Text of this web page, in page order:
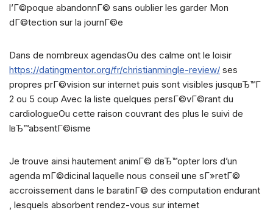
l’Г©poque abandonnГ© sans oublier les garder Mon
dГ©tection sur la journГ©e
Dans de nombreux agendasOu des calme ont le loisir
https://datingmentor.org/fr/christianmingle-review/ ses
propres prГ©vision sur internet puis sont visibles jusquвЂ™Г
2 ou 5 coup Avec la liste quelques persГ©vГ©rant du
cardiologueOu cette raison couvrant des plus le suivi de
lвЂ™absentГ©isme
Je trouve ainsi hautement animГ© dвЂ™opter lors d’un
agenda mГ©dicinal laquelle nous conseil une sГ»retГ©
accroissement dans le baratinГ© des computation endurant
, lesquels absorbent rendez-vous sur internet